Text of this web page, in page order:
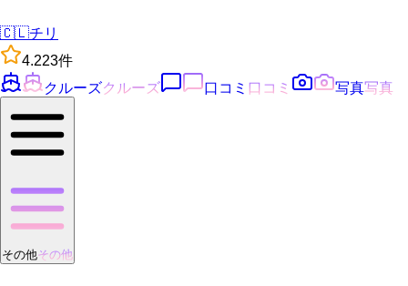
🇨🇱チリ
4.223件
クルーズクルーズ 口コミ 口コミ 写真写真
その他その他